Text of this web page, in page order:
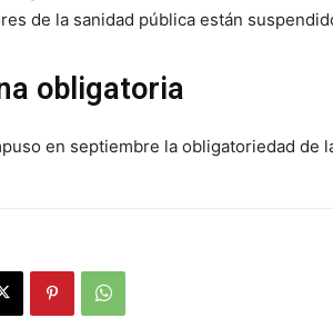
de la sanidad pública están
obligatoria
en septiembre la obligatoriedad de